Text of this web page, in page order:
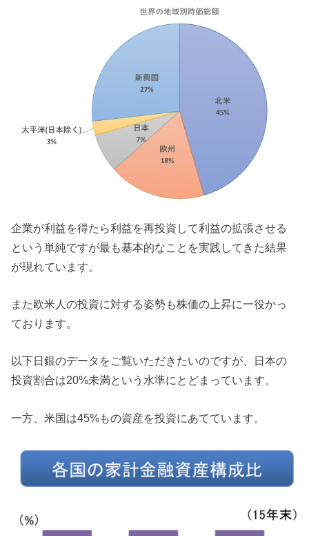
企業が利益を得たら利益を再投資して利益の拡張させる
という単純ですが最も基本的なことを実践してきた結果
が現れています。
また欧米人の投資に対する姿勢も株価の上昇に一役かっ
ております。
以下日銀のデータをご覧いただきたいのですが、日本の
投資割合は20%未満という水準にとどまっています。
一方、米国は45%もの資産を投資にあてています。